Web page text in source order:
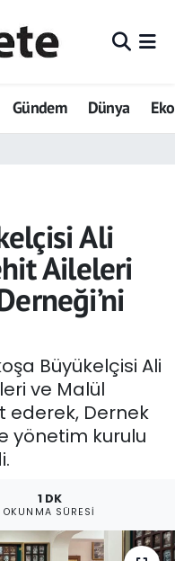
Gündem Dünya
Ali
Aileleri
Büyükelçisi Ali
ve Malül
ederek, Dernek
yönetim kurulu
1 DK
OKUNMA SÜRESI